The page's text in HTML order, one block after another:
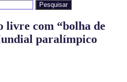
Pesquisar
livre com “bolha de
paralímpico